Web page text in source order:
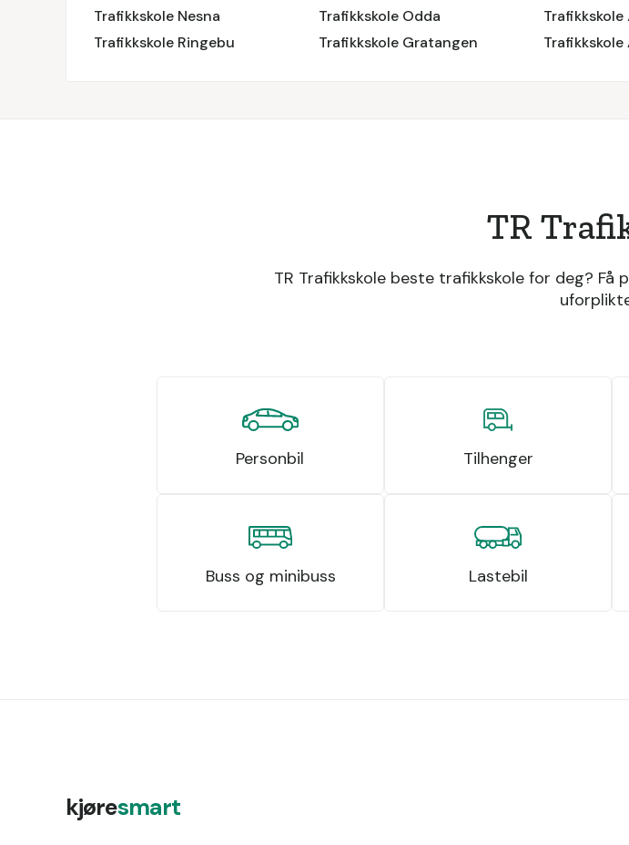
Trafikkskole Nesna
Trafikkskole Odda
Trafikkskole
Trafikkskole Ringebu
Trafikkskole Gratangen Trafikkskole
TR
TR Trafikkskole beste trafikkskole for deg?
Personbil Tilhenger
Buss og minibuss Lastebil
kjøresmart